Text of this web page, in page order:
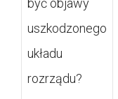
uszkodzonego
układu
rozrządu?